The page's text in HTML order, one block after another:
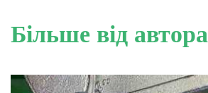
Більше від автора